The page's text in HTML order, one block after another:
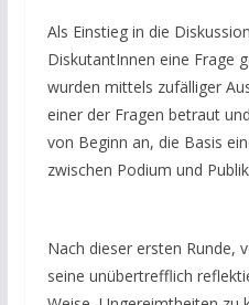
Als Einstieg in die
DiskutantInnen eine Frage
wurden mittels zufälliger
einer der Fragen betraut
von Beginn an, die Basis
zwischen Podium und
Nach dieser ersten Runde,
seine unübertrefflich